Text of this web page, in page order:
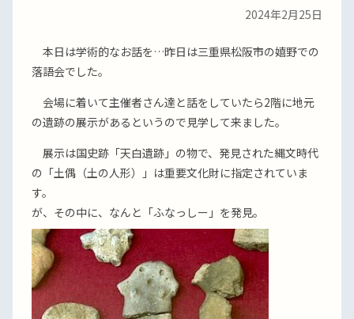
2024年2月25日
本日は学術的なお話を…昨日は三重県松阪市の嬉野での
落語会でした。
会場に着いて主催者さん達と話をしていたら2階に地元
の遺跡の展示があるというので見学して来ました。
展示は国史跡「天白遺跡」の物で、発見された縄文時代
の「土偶（土の人形）」は重要文化財に指定されていま
す。
が、その中に、なんと「ふなっしー」を発見。